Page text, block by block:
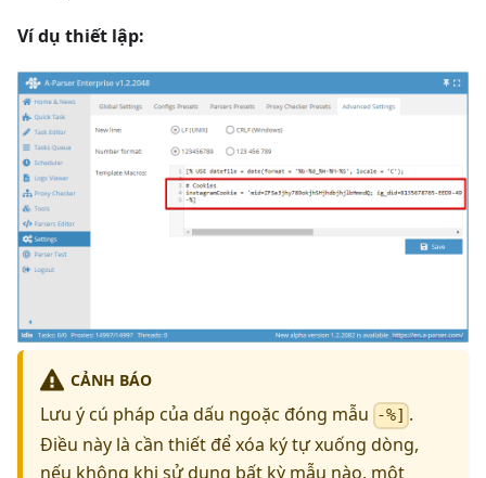
Ví dụ thiết lập:
CẢNH BÁO
Lưu ý cú pháp của dấu ngoặc đóng mẫu -%] .
Điều này là cần thiết để xóa ký tự xuống dòng,
nếu không khi sử dụng bất kỳ mẫu nào, một